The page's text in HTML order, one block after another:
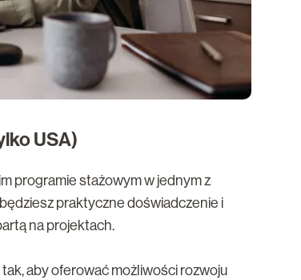
USA)
programie stażowym w jednym z
praktyczne doświadczenie i
na projektach.
aby oferować możliwości rozwoju